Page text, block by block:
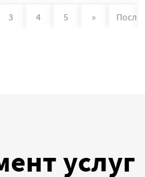
3 4 5 »
услуг